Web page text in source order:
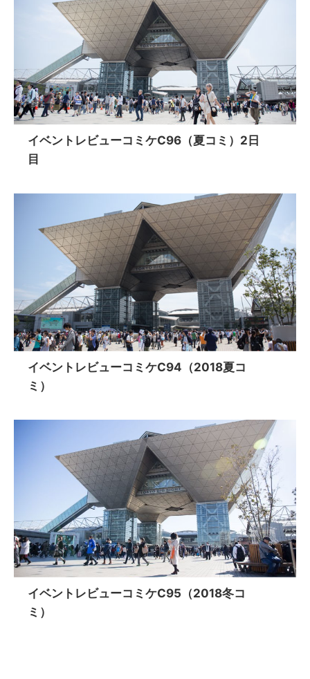
イベントレビューコミケC96（夏コミ）2日
目
イベントレビューコミケC94（2018夏コ
ミ）
イベントレビューコミケC95（2018冬コ
ミ）